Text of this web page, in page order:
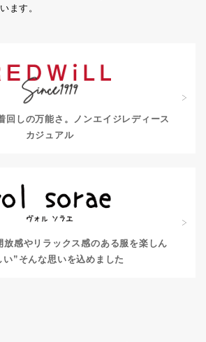
ます。
回しの万能さ。
ノンエイジレディース
カジュアル
放感やリラックス感のある服を楽しん
い” そんな思いを込めました